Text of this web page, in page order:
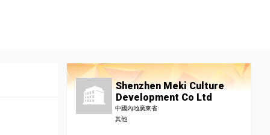
Shenzhen Meki Culture
Development Co Ltd
中國內地廣東省
其他